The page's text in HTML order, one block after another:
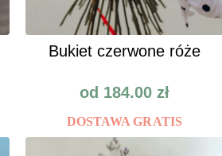
Bukiet czerwone róże
od 184.00 zł
DOSTAWA GRATIS